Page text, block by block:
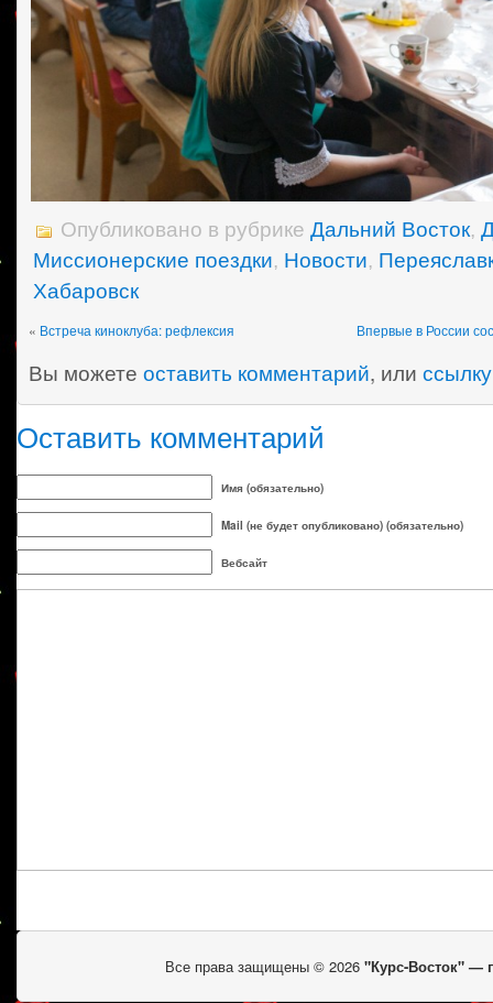
Опубликовано в рубрике Дальний Восток,
Миссионерские поездки, Новости,
Хабаровск
« Встреча киноклуба: рефлексия Впервые в России
Вы можете оставить комментарий, или ссылку
Оставить комментарий
Имя (обязательно)
Mail (не будет опубликовано) (обязательно)
Вебсайт
Все права защищены © 2026 "Курс-Восток" —